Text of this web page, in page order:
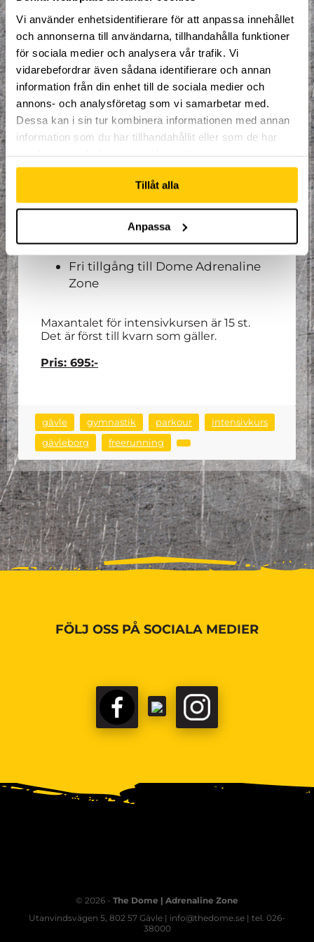
Vi använder enhetsidentifierare för att anpassa innehållet
och annonserna till användarna, tillhandahålla funktioner
för sociala medier och analysera vår trafik. Vi
vidarebefordrar även sådana identifierare och annan
information från din enhet till de sociala medier och
annons- och analysföretag som vi samarbetar med.
Dessa kan i sin tur kombinera informationen med annan
information som du har tillhandahållit eller som de har
Tillåt alla
Anpassa
som erfarna. Tillsammans med
instruktören Linus Grötting testar vi nya
gränser med professionell utrustning i
Nordens största extremsportsarena.
Intensivkursen arrangeras mellan 10:00
och 16:00, med en timme avsatt för
lunch. Under dessa 5 timmar
introduceras gruppen för grunderna
inom parkour/freerunning och får
personligt utformade övningar för
Vad som ingår i priset:
Fri tillgång till uthyrningen
Lunch
Fri tillgång till Dome Adrenaline
Zone
Maxantalet för intensivkursen är 15 st.
Det är först till kvarn som gäller.
Pris: 695:-
gävle gymnastik parkour
intensivkurs
gävleborg
freerunning
FÖLJ OSS PÅ SOCIALA MEDIER
© 2026 - The Dome | Adrenaline Zone
Utanvindsvägen 5, 802 57 Gävle | info@thedome.se | tel. 026-
38000